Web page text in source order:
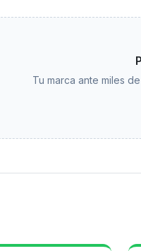
Tu marca ante miles